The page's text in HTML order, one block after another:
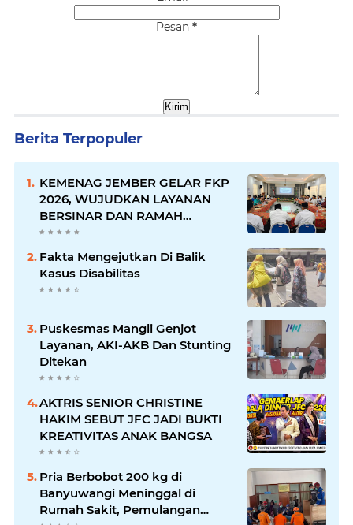
Pesan *
Berita Terpopuler
KEMENAG JEMBER GELAR FKP
2026, WUJUDKAN LAYANAN
BERSINAR DAN RAMAH
DISABILITAS
Fakta Mengejutkan Di Balik
Kasus Disabilitas
Puskesmas Mangli Genjot
Layanan, AKI-AKB Dan Stunting
Ditekan
AKTRIS SENIOR CHRISTINE
HAKIM SEBUT JFC JADI BUKTI
KREATIVITAS ANAK BANGSA
Pria Berbobot 200 kg di
Banyuwangi Meninggal di
Rumah Sakit, Pemulangan